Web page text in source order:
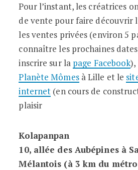
Pour l’instant, les créatrices
de vente pour faire découvrir
les ventes privées (environ 5
connaître les prochaines
inscrire sur la page Facebook),
Planète Mômesà Lille et le
internet (en cours de
plaisir
Kolapanpan
10, allée des Aubépines à
Mélantois (à 3 km du